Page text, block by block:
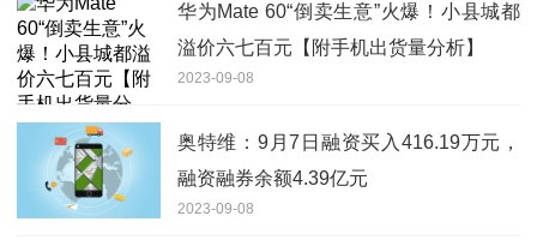
华为Mate 60“倒卖生意”火爆！小县城都
溢价六七百元【附手机出货量分析】
2023-09-08
奥特维：9月7日融资买入416.19万元，
融资融券余额4.39亿元
2023-09-08